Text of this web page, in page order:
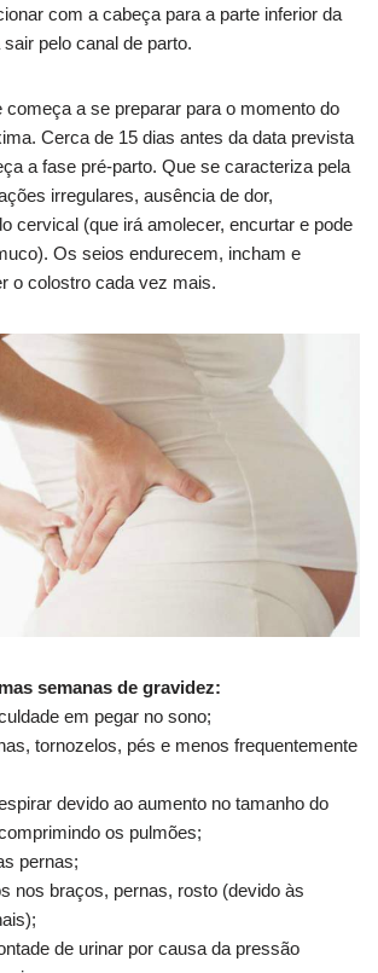
com a cabeça para a parte inferior da
pelo canal de parto.
começa a se preparar para o momento do
Cerca de 15 dias antes da data prevista
a fase pré-parto. Que se caracteriza pela
irregulares, ausência de dor,
cervical (que irá amolecer, encurtar e pode
Os seios endurecem, incham e
o colostro cada vez mais.
semanas de gravidez:
em pegar no sono;
tornozelos, pés e menos frequentemente
devido ao aumento no tamanho do
os pulmões;
pernas;
nos braços, pernas, rosto (devido às
de urinar por causa da pressão